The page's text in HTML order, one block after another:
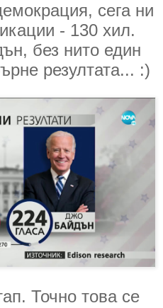
сега ни
- 130 хил.
без нито един
резултата... :)
Точно това се